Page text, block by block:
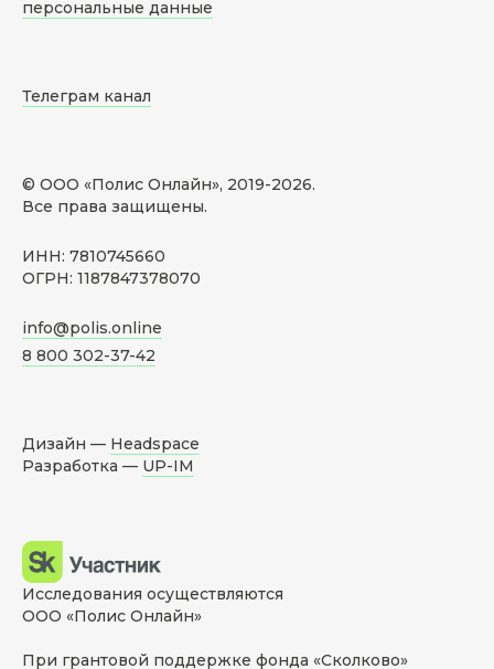
© ООО «Полис Онлайн», 2019-2026.
Все права защищены.
ИНН: 7810745660
ОГРН: 1187847378070
info@polis.online
8 800 302-37-42
персональные данные
Телеграм канал
Дизайн — Headspace
Разработка — UP-IM
Исследования осуществляются
ООО «Полис Онлайн»
При грантовой поддержке фонда «Сколково»